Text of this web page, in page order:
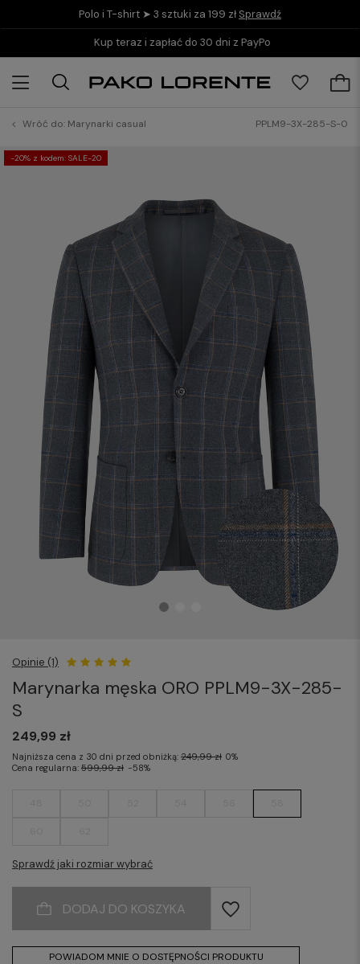
Polo i T-shirt ➤ 3 sztuki za 199 zł Sprawdź
Kup teraz i zapłać do 30 dni z PayPo
Wróć do: Marynarki casual PPLM9-3X-285-S-0
-20% z kodem: SALE-20
Opinie (1)
Marynarka męska ORO PPLM9-3X-285-
S
Sprawdź jaki rozmiar wybrać
249,99 zł
Najniższa cena z 30 dni przed obniżką: 249,99 zł 0%
Cena regularna: 599,99 zł -58%
DODAJ DO KOSZYKA
POWIADOM MNIE O DOSTĘPNOŚCI PRODUKTU